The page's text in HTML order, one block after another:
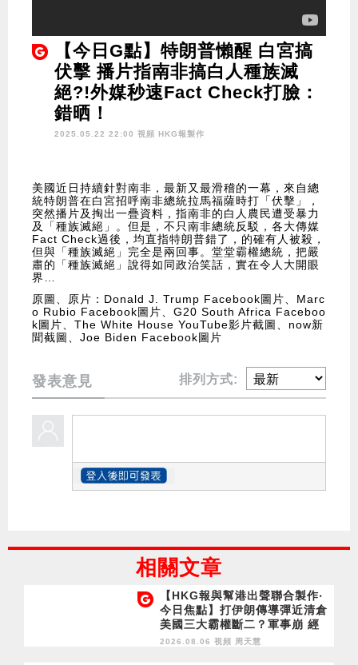
【今日G點】特朗普懶醒 白宮搞
伏擊 播片指南非搞白人種族滅
絕?!外媒秒速Fact Check打臉：
錯晒！
2025.05.22 22:00 視頻 HKG報製作
美國近日持續針對南非，最新又最滑稽的一幕，來自總
統特朗普在白宮招呼南非總統拉馬福薩時打「伏擊」，
突然播片及掏出一疊資料，指南非的白人農民遭受暴力
及「種族滅絕」。但是，不只南非總統反駁，各大傳媒
Fact Check過後，均直指特朗普錯了，的確有人被殺，
但與「種族滅絕」完全是兩回事。堂堂霸權總統，把嚴
肅的「種族滅絕」說得如同政治笑話，實在令人大開眼
界…
原圖、原片：Donald J. Trump Facebook圖片、Marc
o Rubio Facebook圖片、G20 South Africa Faceboo
k圖片、The White House YouTube影片截圖、now新
聞截圖、Joe Biden Facebook圖片
發表意見 排列方式:
相關文章
【HKG報與幫港出聲聯合製作‧
今日焦點】打伊朗傳導彈近清倉
美國三大霸權斷二？軍事崩 經
濟損
2026.08.06 視頻 周天慧